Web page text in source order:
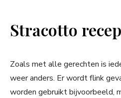
Stracotto
Zoals met alle gerechten is
weer anders. Er wordt flink
worden gebruikt bijvoorbeeld,